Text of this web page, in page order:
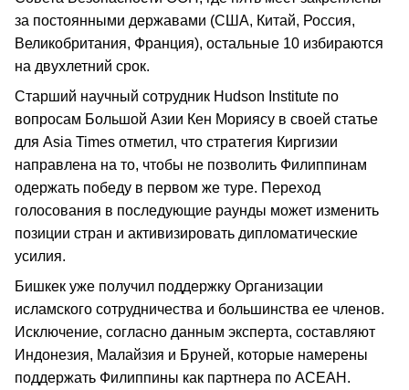
за постоянными державами (США, Китай, Россия,
Великобритания, Франция), остальные 10 избираются
на двухлетний срок.
Старший научный сотрудник Hudson Institute по
вопросам Большой Азии Кен Мориясу в своей статье
для Asia Times отметил, что стратегия Киргизии
направлена на то, чтобы не позволить Филиппинам
одержать победу в первом же туре. Переход
голосования в последующие раунды может изменить
позиции стран и активизировать дипломатические
усилия.
Бишкек уже получил поддержку Организации
исламского сотрудничества и большинства ее членов.
Исключение, согласно данным эксперта, составляют
Индонезия, Малайзия и Бруней, которые намерены
поддержать Филиппины как партнера по АСЕАН.